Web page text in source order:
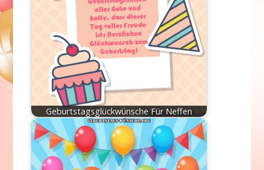
Geburtstagsglückwünsche Für Neffen